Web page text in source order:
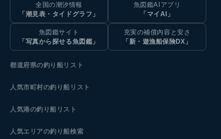
全国の潮汐情報
「潮見表・タイドグラフ」
魚図鑑AIアプリ
「マイAI」
魚図鑑サイト
「写真から探せる魚図鑑」
充実の補償内容と安さ
「新・遊漁船保険DX」
都道府県の釣り船リスト
人気市町村の釣り船リスト
人気港の釣り船リスト
人気エリアの釣り船検索